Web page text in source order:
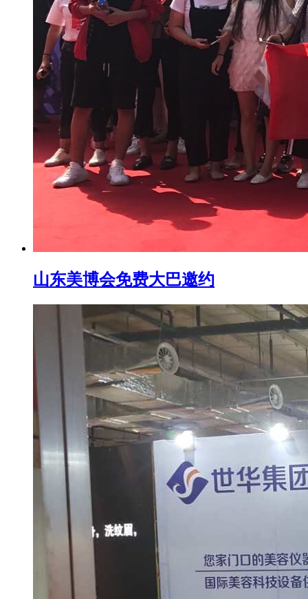
山东美博会免费大巴邀约